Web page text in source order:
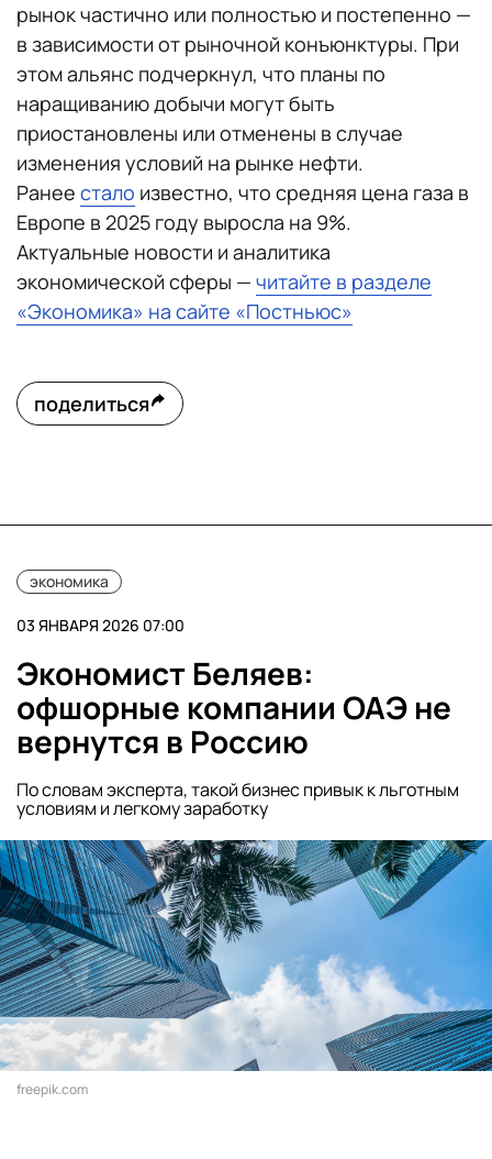
рынок частично или полностью и постепенно —
в зависимости от рыночной конъюнктуры. При
этом альянс подчеркнул, что планы по
наращиванию добычи могут быть
приостановлены или отменены в случае
изменения условий на рынке нефти.
Ранее стало известно, что средняя цена газа в
Европе в 2025 году выросла на 9%.
Актуальные новости и аналитика
экономической сферы — читайте в разделе
«Экономика» на сайте «Постньюс»
поделиться
экономика
03 ЯНВАРЯ 2026 07:00
Экономист Беляев:
офшорные компании ОАЭ не
вернутся в Россию
По словам эксперта, такой бизнес привык к льготным
условиям и легкому заработку
freepik.com